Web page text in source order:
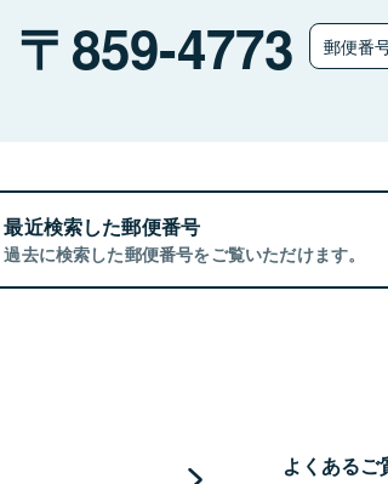
859-4773 郵便番
最近検索した郵便番号
過去に検索した郵便番号をご覧いただけます。
よくあるご